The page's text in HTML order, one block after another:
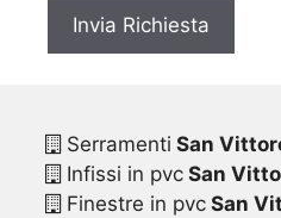
Serramenti San
Infissi in pvcSan
Finestre in pvcSan